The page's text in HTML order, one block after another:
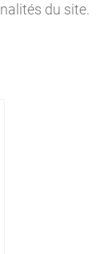
du site.